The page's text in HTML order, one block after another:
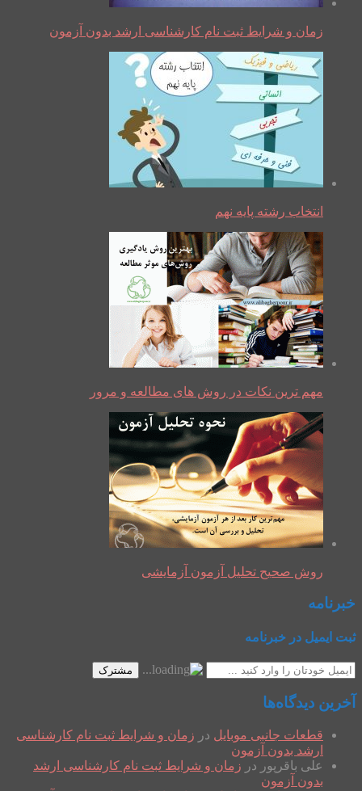
زمان و شرایط ثبت نام کارشناسی ارشد بدون آزمون
انتخاب رشته پایه نهم
مهم ترین نکات در روش های مطالعه و مرور
روش صحیح تحلیل آزمون آزمایشی
خبرنامه
ثبت ایمیل در خبرنامه
مشترک
آخرین دیدگاه‌ها
قطعات جانبی موبایل در زمان و شرایط ثبت نام کارشناسی
ارشد بدون آزمون
علی باقرپور در زمان و شرایط ثبت نام کارشناسی ارشد
بدون آزمون